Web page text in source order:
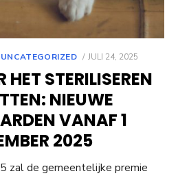
UNCATEGORIZED
POSTED
JULI 24, 2025
HET STERILISEREN
NIEUWE
VANAF 1
2025
zal de gemeentelijke premie